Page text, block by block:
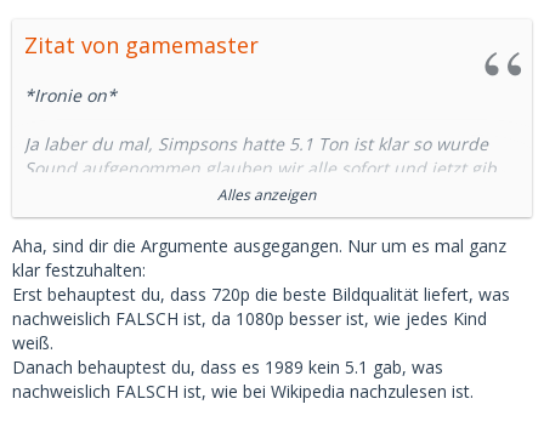
Zitat von gamemaster
*Ironie on*
Ja laber du mal, Simpsons hatte 5.1 Ton ist klar so wurde
Sound aufgenommen glauben wir alle sofort und jetzt gib
*Ironie off*
PS.:
Und bevor du wieder so ***** fragst ich meine den 5.1 Ton
bei den Simpsons und den gab es da bestimmt nicht.
Alles anzeigen
Aha, sind dir die Argumente ausgegangen. Nur um es mal ganz
klar festzuhalten:
Erst behauptest du, dass 720p die beste Bildqualität liefert, was
nachweislich FALSCH ist, da 1080p besser ist, wie jedes Kind
weiß.
Danach behauptest du, dass es 1989 kein 5.1 gab, was
nachweislich FALSCH ist, wie bei Wikipedia nachzulesen ist.